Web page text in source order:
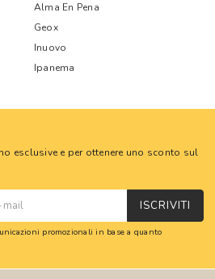
Alma En Pena
Geox
Inuovo
Ipanema
esclusive e per ottenere uno sconto sul
ISCRIVITI
promozionali in base a quanto